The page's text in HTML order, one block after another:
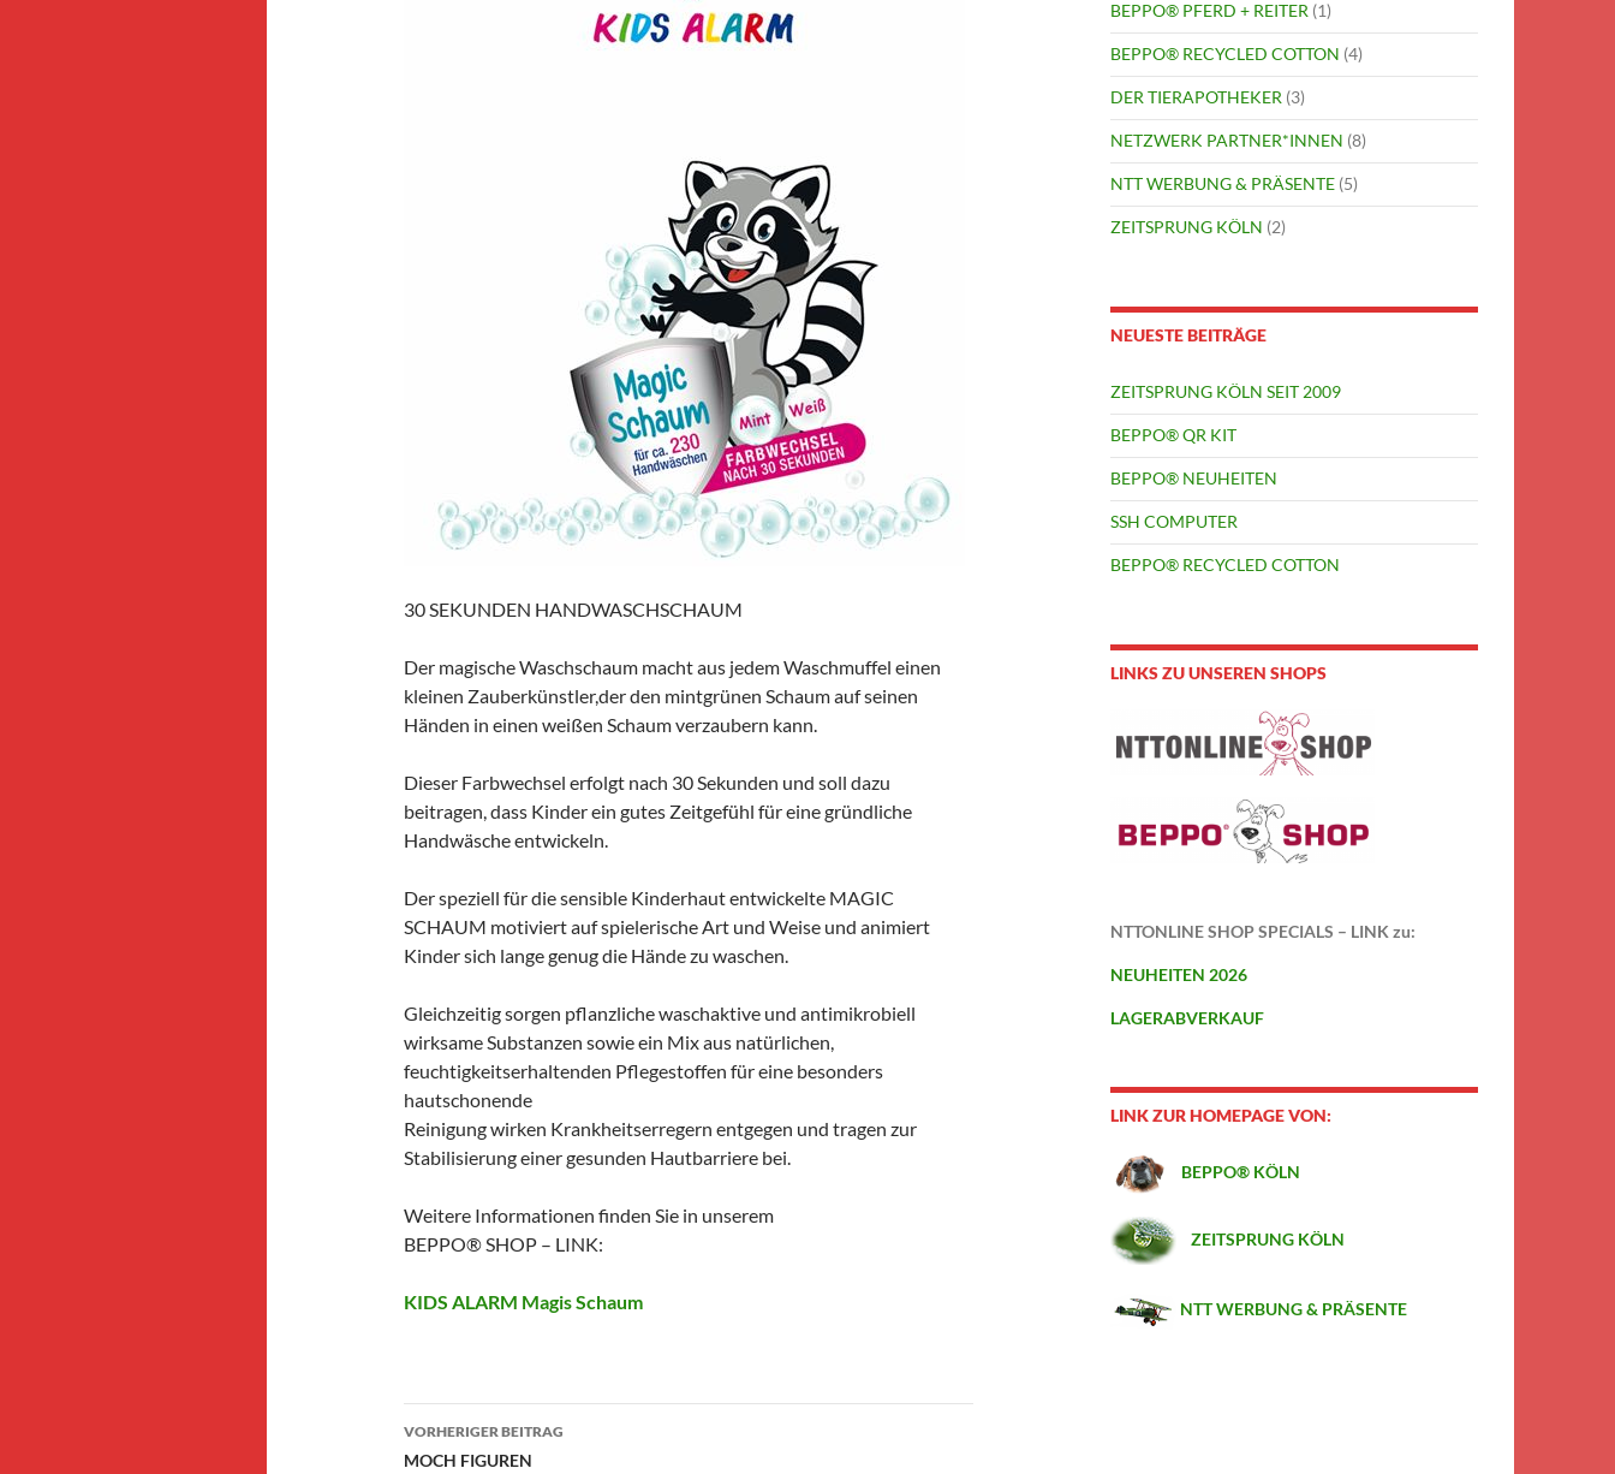
30 SEKUNDEN HANDWASCHSCHAUM
Der magische Waschschaum macht aus jedem Waschmuffel einen
kleinen Zauberkünstler,der den mintgrünen Schaum auf seinen
Händen in einen weißen Schaum verzaubern kann.
Dieser Farbwechsel erfolgt nach 30 Sekunden und soll dazu
beitragen, dass Kinder ein gutes Zeitgefühl für eine gründliche
Handwäsche entwickeln.
Der speziell für die sensible Kinderhaut entwickelte MAGIC
SCHAUM motiviert auf spielerische Art und Weise und animiert
Kinder sich lange genug die Hände zu waschen.
Gleichzeitig sorgen pflanzliche waschaktive und antimikrobiell
wirksame Substanzen sowie ein Mix aus natürlichen,
feuchtigkeitserhaltenden Pflegestoffen für eine besonders
hautschonende
Reinigung wirken Krankheitserregern entgegen und tragen zur
Stabilisierung einer gesunden Hautbarriere bei.
Weitere Informationen finden Sie in unserem
BEPPO® SHOP – LINK:
KIDS ALARM Magis Schaum
Beitragsnavigation
VORHERIGER BEITRAG
MOCH FIGUREN
BEPPO® PFERD + REITER (1)
BEPPO® RECYCLED COTTON (4)
DER TIERAPOTHEKER (3)
NETZWERK PARTNER*INNEN (8)
NTT WERBUNG & PRÄSENTE (5)
ZEITSPRUNG KÖLN (2)
NEUESTE BEITRÄGE
ZEITSPRUNG KÖLN SEIT 2009
BEPPO® QR KIT
BEPPO® NEUHEITEN
SSH COMPUTER
BEPPO® RECYCLED COTTON
LINKS ZU UNSEREN SHOPS
NTTONLINE SHOP SPECIALS – LINK zu:
NEUHEITEN 2026
LAGERABVERKAUF
LINK ZUR HOMEPAGE VON:
BEPPO® KÖLN
ZEITSPRUNG KÖLN
NTT WERBUNG & PRÄSENTE